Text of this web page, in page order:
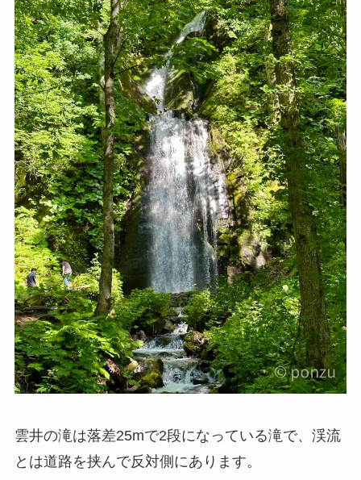
雲井の滝は落差25mで2段になっている滝で、渓流
とは道路を挟んで反対側にあります。